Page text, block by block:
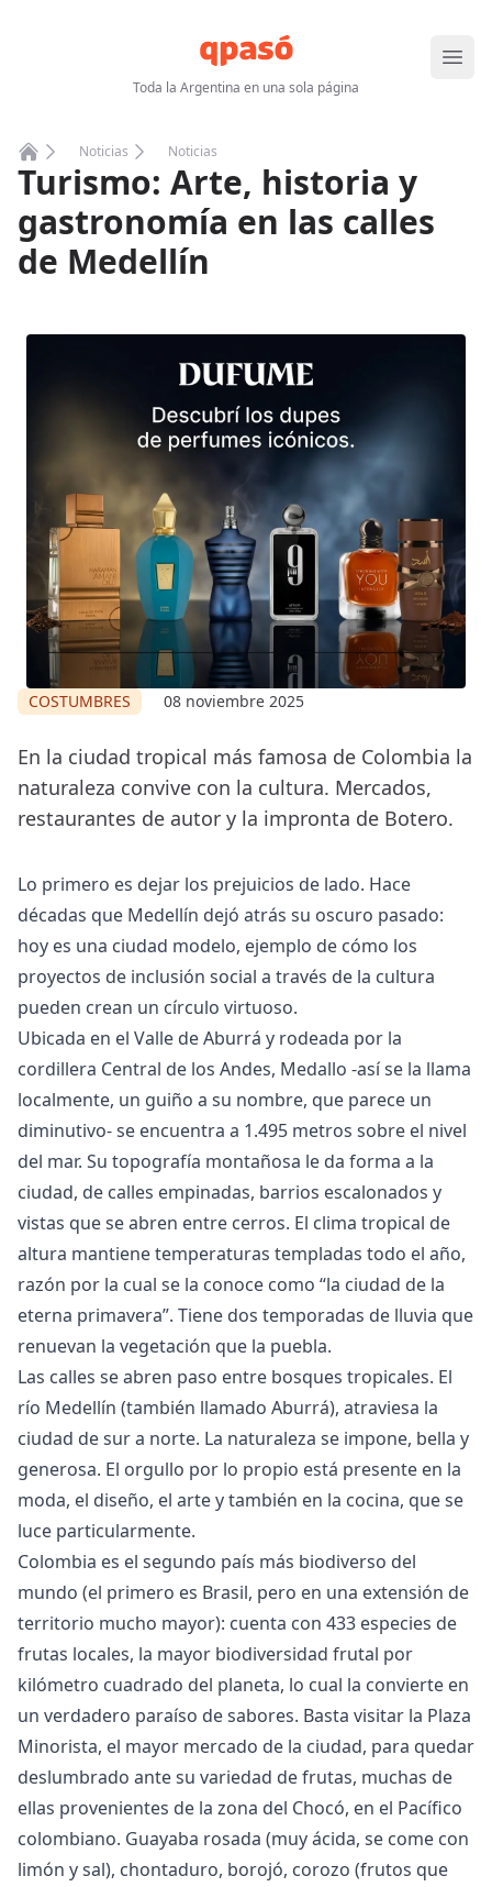
Toda la Argentina en una sola página
Abrir
Home
Noticias Noticias
Turismo: Arte, historia y
gastronomía en las calles
de Medellín
COSTUMBRES 08 noviembre 2025
En la ciudad tropical más famosa de Colombia la
naturaleza convive con la cultura. Mercados,
restaurantes de autor y la impronta de Botero.
Lo primero es dejar los prejuicios de lado. Hace
décadas que Medellín dejó atrás su oscuro pasado:
hoy es una ciudad modelo, ejemplo de cómo los
proyectos de inclusión social a través de la cultura
pueden crean un círculo virtuoso.
Ubicada en el Valle de Aburrá y rodeada por la
cordillera Central de los Andes, Medallo -así se la llama
localmente, un guiño a su nombre, que parece un
diminutivo- se encuentra a 1.495 metros sobre el nivel
del mar. Su topografía montañosa le da forma a la
ciudad, de calles empinadas, barrios escalonados y
vistas que se abren entre cerros. El clima tropical de
altura mantiene temperaturas templadas todo el año,
razón por la cual se la conoce como “la ciudad de la
eterna primavera”. Tiene dos temporadas de lluvia que
renuevan la vegetación que la puebla.
Las calles se abren paso entre bosques tropicales. El
río Medellín (también llamado Aburrá), atraviesa la
ciudad de sur a norte. La naturaleza se impone, bella y
generosa. El orgullo por lo propio está presente en la
moda, el diseño, el arte y también en la cocina, que se
luce particularmente.
Colombia es el segundo país más biodiverso del
mundo (el primero es Brasil, pero en una extensión de
territorio mucho mayor): cuenta con 433 especies de
frutas locales, la mayor biodiversidad frutal por
kilómetro cuadrado del planeta, lo cual la convierte en
un verdadero paraíso de sabores. Basta visitar la Plaza
Minorista, el mayor mercado de la ciudad, para quedar
deslumbrado ante su variedad de frutas, muchas de
ellas provenientes de la zona del Chocó, en el Pacífico
colombiano. Guayaba rosada (muy ácida, se come con
limón y sal), chontaduro, borojó, corozo (frutos que